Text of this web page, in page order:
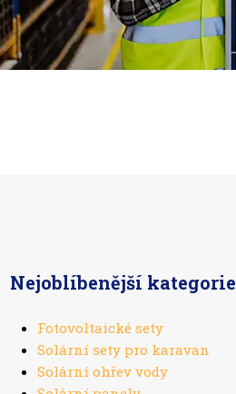
Nejoblíbenější kategorie
Fotovoltaické sety
Solární sety pro karavan
Solární ohřev vody